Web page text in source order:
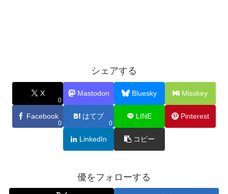
シェアする
X
0
Mastodon Bluesky Misskey
Facebook
0
はてブ
0
LINE Pinterest
LinkedIn コピー
優をフォローする